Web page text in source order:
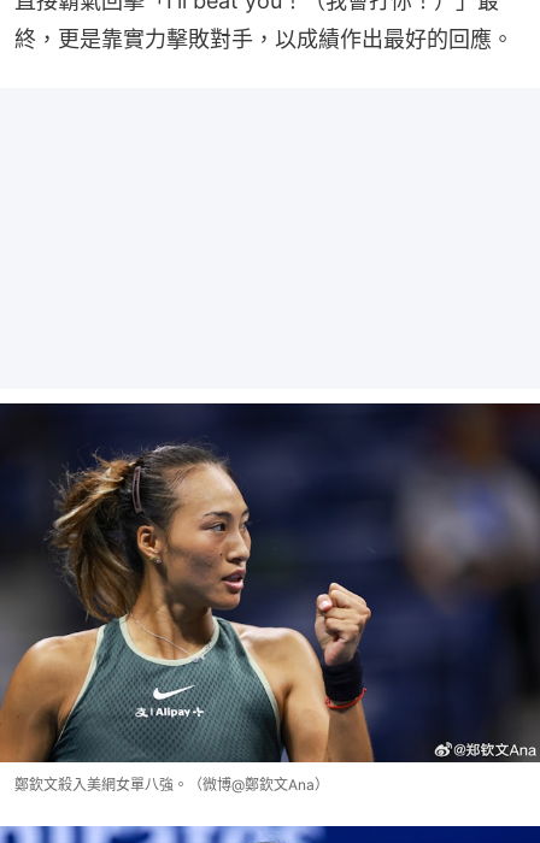
終，更是靠實力擊敗對手，以成績作出最好的回應。
鄭欽文殺入美網女單八強。（微博@鄭欽文Ana）